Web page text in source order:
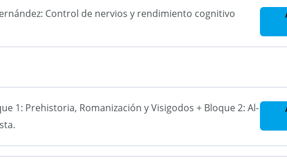
Control de nervios y rendimiento cognitivo
1: Prehistoria, Romanización y Visigodos + Bloque 2: Al-